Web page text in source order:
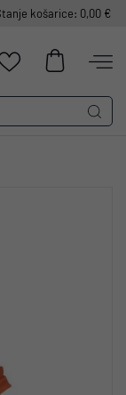
košarice: 0,00 €